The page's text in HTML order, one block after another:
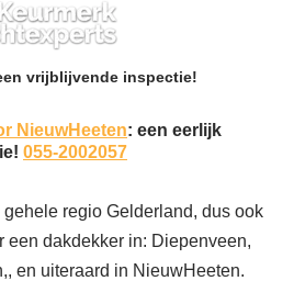
vrijblijvende inspectie!
NieuwHeeten: een eerlijk
055-2002057
regio Gelderland, dus ook
een dakdekker in: Diepenveen,
en uiteraard in NieuwHeeten.